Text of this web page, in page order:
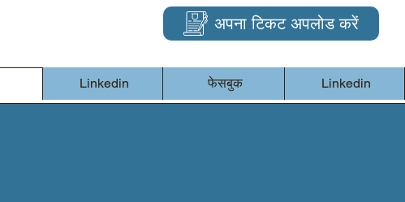
अपना टिकट अपलोड करें
Linkedin फेसबुक Linkedin